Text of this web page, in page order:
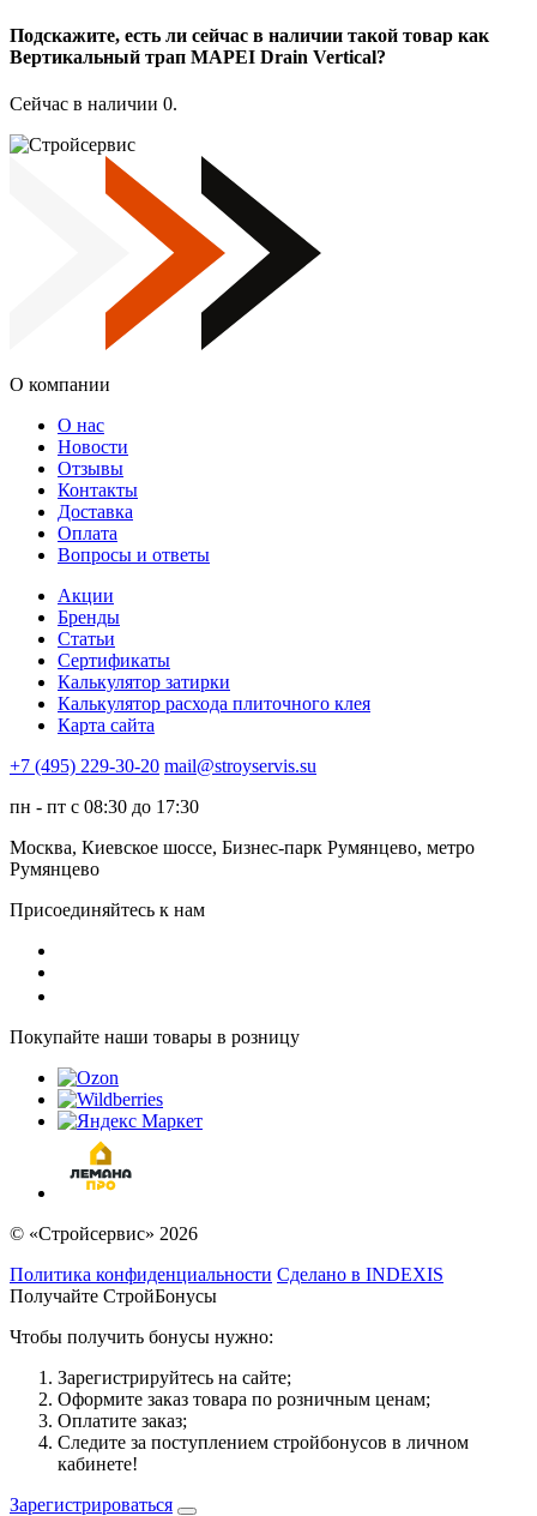
Подскажите, есть ли сейчас в наличии такой товар как
Вертикальный трап MAPEI Drain Vertical?
Сейчас в наличии 0.
О компании
О нас
Новости
Отзывы
Контакты
Доставка
Оплата
Вопросы и ответы
Акции
Бренды
Статьи
Сертификаты
Калькулятор затирки
Калькулятор расхода плиточного клея
Карта сайта
+7 (495) 229-30-20 mail@stroyservis.su
пн - пт с 08:30 до 17:30
Москва, Киевское шоссе, Бизнес-парк Румянцево, метро
Румянцево
Присоединяйтесь к нам
Покупайте наши товары в розницу
© «Стройсервис» 2026
Политика конфиденциальности Сделано в INDEXIS
Получайте СтройБонусы
Чтобы получить бонусы нужно:
Зарегистрируйтесь на сайте;
Оформите заказ товара по розничным ценам;
Оплатите заказ;
Следите за поступлением стройбонусов в личном
кабинете!
Зарегистрироваться